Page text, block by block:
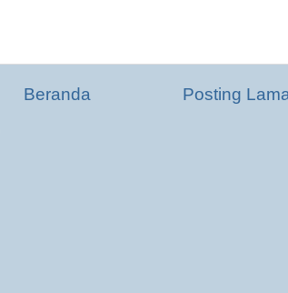
Posting
Beranda